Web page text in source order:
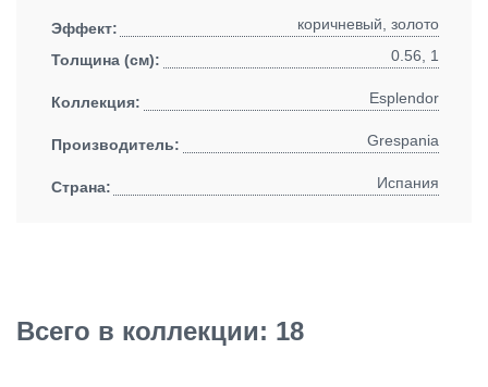
Эффект: коричневый, золото
Толщина (см): 0.56, 1
Коллекция: Esplendor
Производитель: Grespania
Страна: Испания
Всего в коллекции: 18